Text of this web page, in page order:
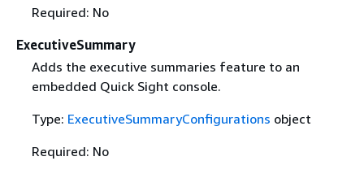
Required: No
ExecutiveSummary
Adds the executive summaries feature to an
embedded Quick Sight console.
Type: ExecutiveSummaryConfigurations object
Required: No